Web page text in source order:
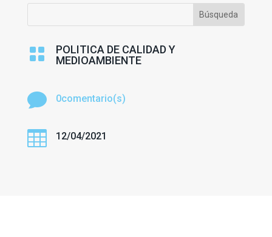

POLITICA DE CALIDAD Y
MEDIOAMBIENTE
 0comentario(s)
 12/04/2021